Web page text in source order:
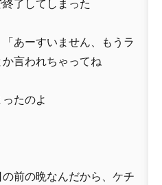
了してしまった
あーすいません、もうラ
言われちゃってね
たのよ
前の晩なんだから、ケチ